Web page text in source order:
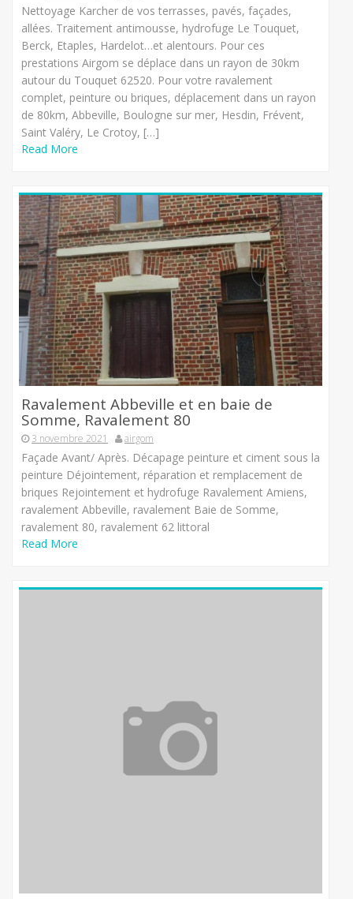
Nettoyage Karcher de vos terrasses, pavés, façades,
allées. Traitement antimousse, hydrofuge Le Touquet,
Berck, Etaples, Hardelot…et alentours. Pour ces
prestations Airgom se déplace dans un rayon de 30km
autour du Touquet 62520. Pour votre ravalement
complet, peinture ou briques, déplacement dans un rayon
de 80km, Abbeville, Boulogne sur mer, Hesdin, Frévent,
Saint Valéry, Le Crotoy, […]
Read More
Ravalement Abbeville et en baie de
Somme, Ravalement 80
3 novembre 2021 airgom
Façade Avant/ Après. Décapage peinture et ciment sous la
peinture Déjointement, réparation et remplacement de
briques Rejointement et hydrofuge Ravalement Amiens,
ravalement Abbeville, ravalement Baie de Somme,
ravalement 80, ravalement 62 littoral
Read More